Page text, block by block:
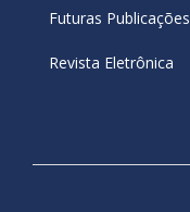
Futuras Publicações
Revista Eletrônica